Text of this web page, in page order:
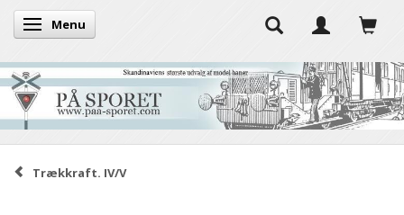
Toggle navigation
Menu
Trækkraft. IV/V